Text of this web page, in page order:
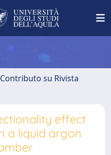
su Rivista
effect
a liquid argon